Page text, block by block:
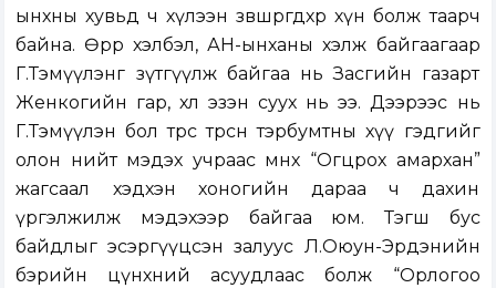
ынхны хувьд ч хүлээн зөвшөөрөгдөхөөр хүн болж таарч
байна. Өөрөөр хэлбэл, АН-ынханы хэлж байгаагаар
Г.Тэмүүлэнг зүтгүүлж байгаа нь Засгийн газарт
Женкогийн гар, хөл эзэн суух нь ээ. Дээрээс нь
Г.Тэмүүлэн бол төрөөс төрсөн тэрбумтны хүү гэдгийг
олон нийт мэдэх учраас өмнөх “Огцрох амархан”
жагсаал хэдхэн хоногийн дараа ч дахин
үргэлжилж мэдэхээр байгаа юм. Тэгш бус
байдлыг эсэргүүцсэн залуус Л.Оюун-Эрдэнийн
бэрийн цүнхний асуудлаас болж “Орлогоо